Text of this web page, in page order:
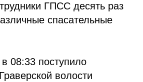
ГПСС десять раз
спасательные
в 08:33 поступило
волости